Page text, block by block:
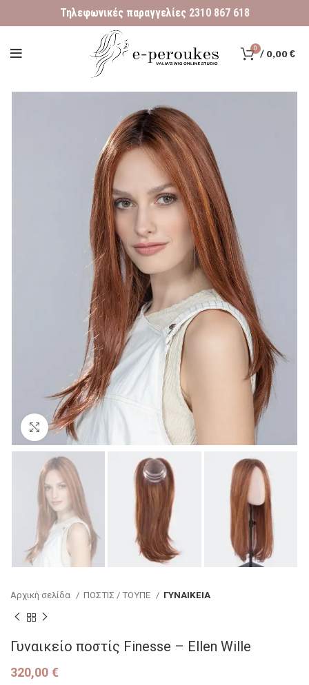
Τηλεφωνικές παραγγελίες 2310 867 618
0 /0,00€
Κάντε κλικ για μεγέθυνση
Αρχική σελίδα ΠΟΣΤΙΣ / ΤΟΥΠΕ ΓΥΝΑΙΚΕΙΑ
Γυναικείο ποστίς Finesse – Ellen Wille
320,00 €